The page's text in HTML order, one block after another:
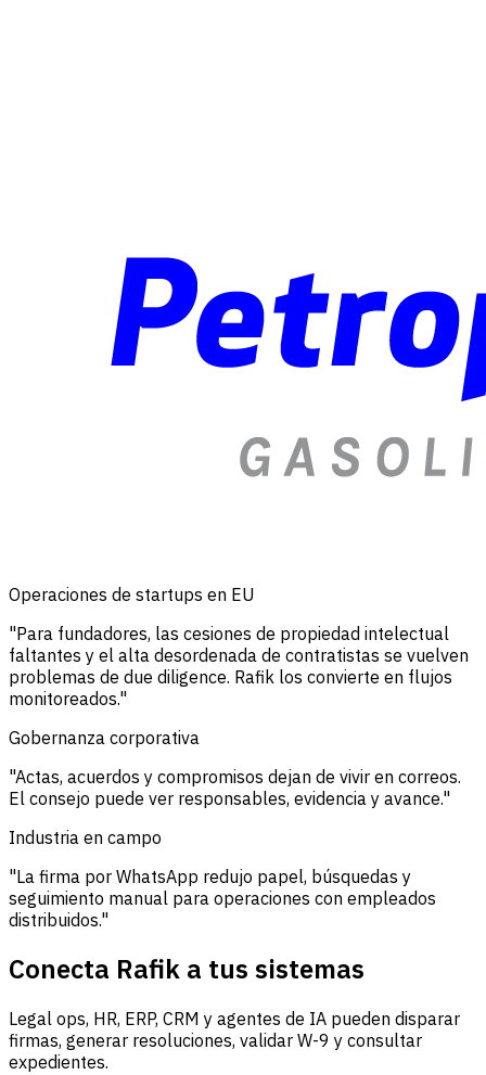
Operaciones de startups en EU
"Para fundadores, las cesiones de propiedad intelectual
faltantes y el alta desordenada de contratistas se vuelven
problemas de due diligence. Rafik los convierte en flujos
monitoreados."
Gobernanza corporativa
"Actas, acuerdos y compromisos dejan de vivir en correos.
El consejo puede ver responsables, evidencia y avance."
Industria en campo
"La firma por WhatsApp redujo papel, búsquedas y
seguimiento manual para operaciones con empleados
distribuidos."
Conecta Rafik a tus sistemas
Legal ops, HR, ERP, CRM y agentes de IA pueden disparar
firmas, generar resoluciones, validar W-9 y consultar
expedientes.